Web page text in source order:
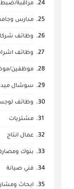
مراقبة/ضبط
مدارس
وظائف
وظائف
موظفين/
سوشال
وظائف
مشتريات
عمال انتاج
بنوك
فني صيانة
ابحاث